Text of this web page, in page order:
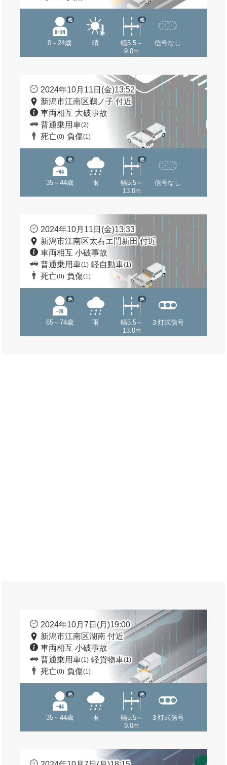
0～24歳
他
晴
幅5.5～
9.0m
他
信号なし
2024年10月11日(金)13:52
新潟市江南区鵜ノ子 付近
車両相互 大破事故
普通乗用車(2)
死亡(0) 負傷(1)
35～44歳
他
雨
幅5.5～
13.0m
他
信号なし
2024年10月11日(金)13:33
新潟市江南区太右エ門新田 付近
車両相互 小破事故
普通乗用車(1) 軽自動車(1)
死亡(0) 負傷(1)
65～74歳
他
雨
幅5.5～
13.0m
他
３灯式信号
2024年10月7日(月)19:00
新潟市江南区湖南 付近
車両相互 小破事故
普通乗用車(1) 軽貨物車(1)
死亡(0) 負傷(1)
35～44歳
他
雨
幅5.5～
9.0m
他
３灯式信号